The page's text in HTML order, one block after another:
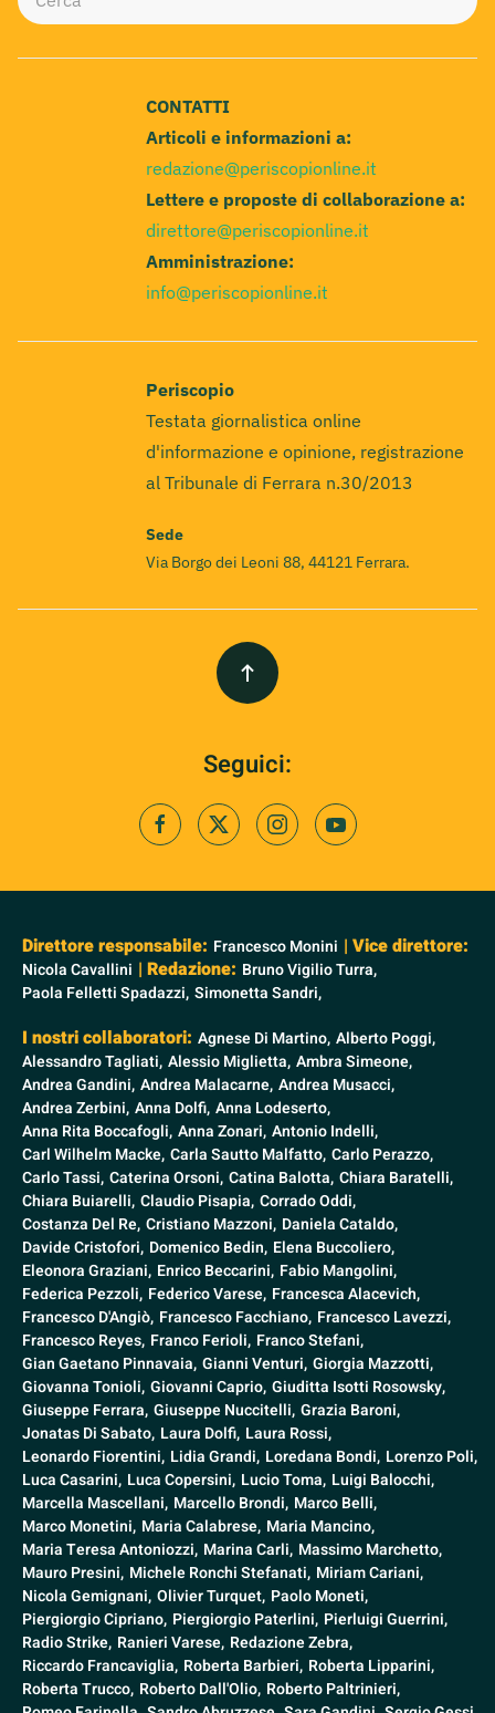
CONTATTI
Articoli e informazioni a:
redazione@periscopionline.it
Lettere e proposte di collaborazione a:
direttore@periscopionline.it
Amministrazione:
info@periscopionline.it
Periscopio
Testata giornalistica online
d'informazione e opinione, registrazione
al Tribunale di Ferrara n.30/2013
Sede
Via Borgo dei Leoni 88, 44121 Ferrara.
Seguici:
Direttore responsabile: Francesco Monini | Vice direttore:
Nicola Cavallini | Redazione: Bruno Vigilio Turra,
Paola Felletti Spadazzi, Simonetta Sandri,
I nostri collaboratori: Agnese Di Martino, Alberto Poggi,
Alessandro Tagliati, Alessio Miglietta, Ambra Simeone,
Andrea Gandini, Andrea Malacarne, Andrea Musacci,
Andrea Zerbini, Anna Dolfi, Anna Lodeserto,
Anna Rita Boccafogli, Anna Zonari, Antonio Indelli,
Carl Wilhelm Macke, Carla Sautto Malfatto, Carlo Perazzo,
Carlo Tassi, Caterina Orsoni, Catina Balotta, Chiara Baratelli,
Chiara Buiarelli, Claudio Pisapia, Corrado Oddi,
Costanza Del Re, Cristiano Mazzoni, Daniela Cataldo,
Davide Cristofori, Domenico Bedin, Elena Buccoliero,
Eleonora Graziani, Enrico Beccarini, Fabio Mangolini,
Federica Pezzoli, Federico Varese, Francesca Alacevich,
Francesco D'Angiò, Francesco Facchiano, Francesco Lavezzi,
Francesco Reyes, Franco Ferioli, Franco Stefani,
Gian Gaetano Pinnavaia, Gianni Venturi, Giorgia Mazzotti,
Giovanna Tonioli, Giovanni Caprio, Giuditta Isotti Rosowsky,
Giuseppe Ferrara, Giuseppe Nuccitelli, Grazia Baroni,
Jonatas Di Sabato, Laura Dolfi, Laura Rossi,
Leonardo Fiorentini, Lidia Grandi, Loredana Bondi, Lorenzo Poli,
Luca Casarini, Luca Copersini, Lucio Toma, Luigi Balocchi,
Marcella Mascellani, Marcello Brondi, Marco Belli,
Marco Monetini, Maria Calabrese, Maria Mancino,
Maria Teresa Antoniozzi, Marina Carli, Massimo Marchetto,
Mauro Presini, Michele Ronchi Stefanati, Miriam Cariani,
Nicola Gemignani, Olivier Turquet, Paolo Moneti,
Piergiorgio Cipriano, Piergiorgio Paterlini, Pierluigi Guerrini,
Radio Strike, Ranieri Varese, Redazione Zebra,
Riccardo Francaviglia, Roberta Barbieri, Roberta Lipparini,
Roberta Trucco, Roberto Dall'Olio, Roberto Paltrinieri,